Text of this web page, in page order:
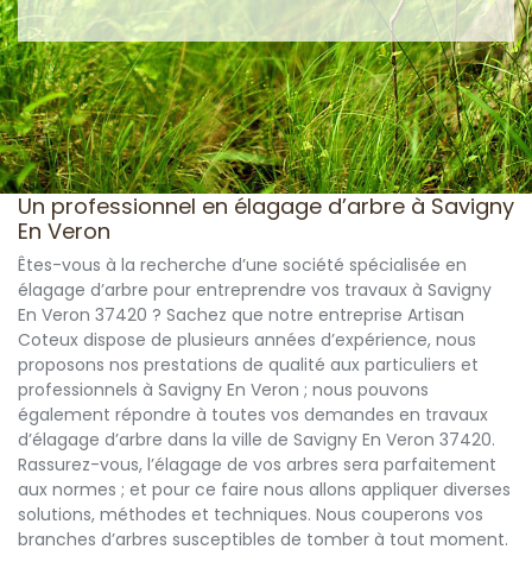
Un professionnel en élagage d’arbre à Savigny
En Veron
Êtes-vous à la recherche d’une société spécialisée en
élagage d’arbre pour entreprendre vos travaux à Savigny
En Veron 37420 ? Sachez que notre entreprise Artisan
Coteux dispose de plusieurs années d’expérience, nous
proposons nos prestations de qualité aux particuliers et
professionnels à Savigny En Veron ; nous pouvons
également répondre à toutes vos demandes en travaux
d’élagage d’arbre dans la ville de Savigny En Veron 37420.
Rassurez-vous, l’élagage de vos arbres sera parfaitement
aux normes ; et pour ce faire nous allons appliquer diverses
solutions, méthodes et techniques. Nous couperons vos
branches d’arbres susceptibles de tomber à tout moment.